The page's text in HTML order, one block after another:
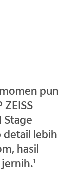
pun
ZEISS
Stage
detail lebih
hasil
jernih.1